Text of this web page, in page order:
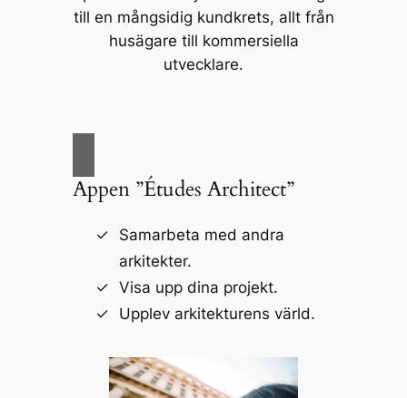
till en mångsidig kundkrets, allt från
husägare till kommersiella
utvecklare.
Appen ”Études Architect”
Samarbeta med andra
arkitekter.
Visa upp dina projekt.
Upplev arkitekturens värld.